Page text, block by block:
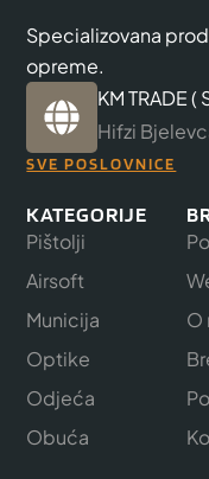
Specializovana
opreme.
KM TRADE (
Hifzi
SVE POSLOVNICE
KATEGORIJE
Pištolji
Airsoft
Municija
Optike
Odjeća
Obuća
O